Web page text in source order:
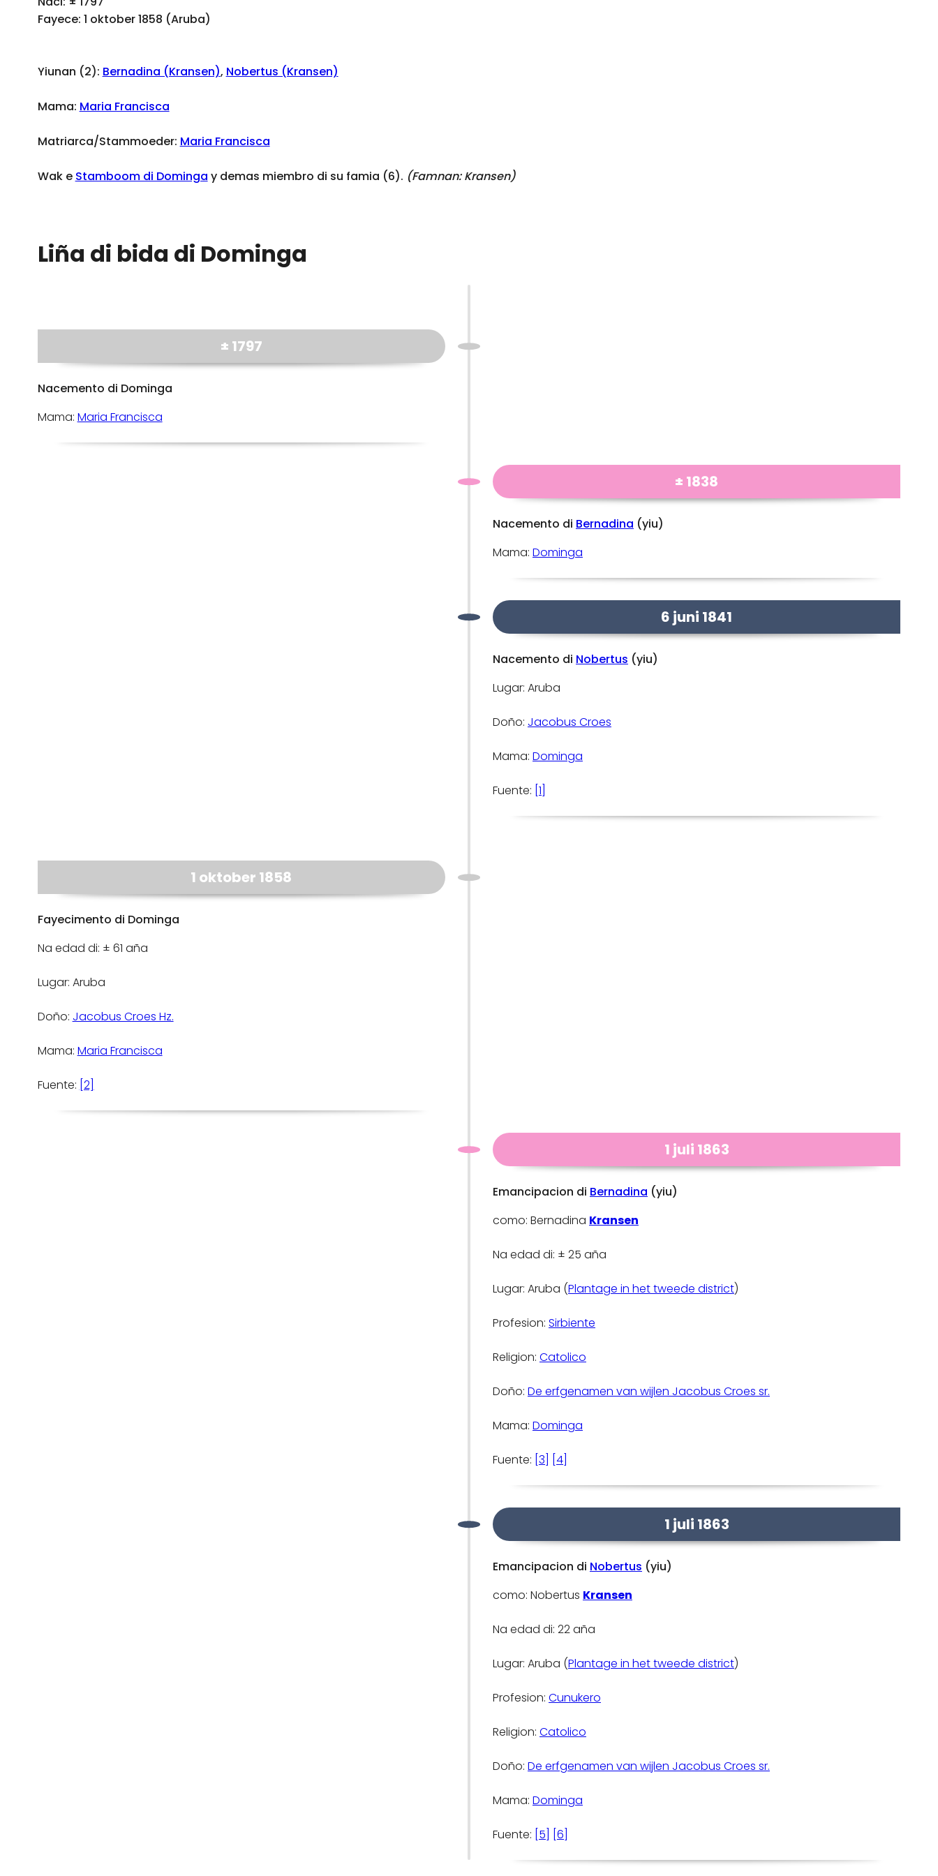
Fayece: 1 oktober 1858 (Aruba)
Yiunan (2): Bernadina (Kransen), Nobertus (Kransen)
Mama: Maria Francisca
Matriarca/Stammoeder: Maria Francisca
Wak e Stamboom di Dominga y demas miembro di su famia (6). (Famnan:Kransen)
Liña di bida di Dominga
± 1797
Nacemento di Dominga
Mama: Maria Francisca
± 1838
Nacemento di Bernadina (yiu)
Mama: Dominga
6 juni 1841
Nacemento di Nobertus (yiu)
Lugar: Aruba
Doño: Jacobus Croes
Mama: Dominga
Fuente: [1]
1 oktober 1858
Fayecimento di Dominga
Na edad di: ± 61 aña
Lugar: Aruba
Doño: Jacobus Croes Hz.
Mama: Maria Francisca
Fuente: [2]
1 juli 1863
Emancipacion di Bernadina (yiu)
como: Bernadina Kransen
Na edad di: ± 25 aña
Lugar: Aruba (Plantage in het tweede district)
Profesion: Sirbiente
Religion: Catolico
Doño: De erfgenamen van wijlen Jacobus Croes sr.
Mama: Dominga
Fuente: [3] [4]
1 juli 1863
Emancipacion di Nobertus (yiu)
como: Nobertus Kransen
Na edad di: 22 aña
Lugar: Aruba (Plantage in het tweede district)
Profesion: Cunukero
Religion: Catolico
Doño: De erfgenamen van wijlen Jacobus Croes sr.
Mama: Dominga
Fuente: [5] [6]